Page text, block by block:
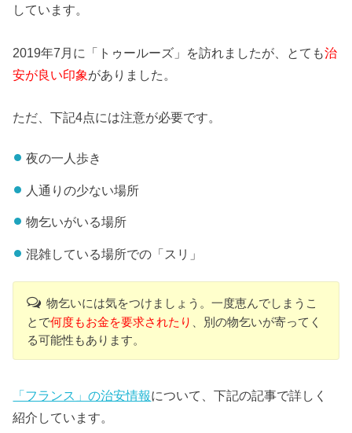
しています。
2019年7月に「トゥールーズ」を訪れましたが、とても治
安が良い印象がありました。
ただ、下記4点には注意が必要です。
夜の一人歩き
人通りの少ない場所
物乞いがいる場所
混雑している場所での「スリ」
物乞いには気をつけましょう。一度恵んでしまうこ
とで何度もお金を要求されたり
、別の物乞いが寄ってく
る可能性もあります。
「フランス」の治安情報について、下記の記事で詳しく
紹介しています。